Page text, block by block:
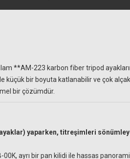
**AM-223 karbon fiber tripod
bir boyuta katlanabilir ve çok alçak
bir çözümdür.
yaparken, titreşimleri
ayrı bir pan kilidi ile hassas